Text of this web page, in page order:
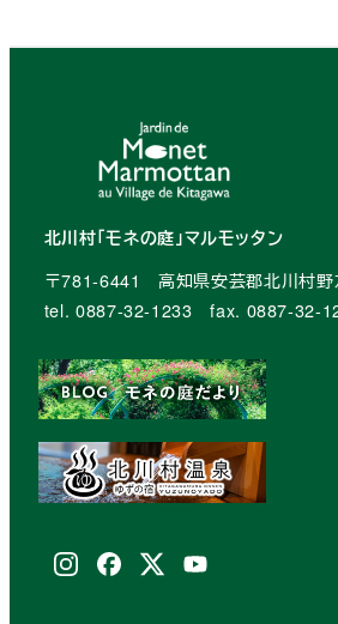
ー
北川村「モネの庭」マルモッタン
〒781-6441 高知県安芸郡北川村野
tel. 0887-32-1233 fax. 0887-32-
Instagramfacebook
X
(Twitter)
youtube